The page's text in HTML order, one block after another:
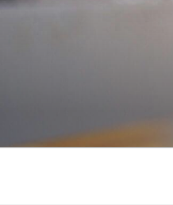
Skip